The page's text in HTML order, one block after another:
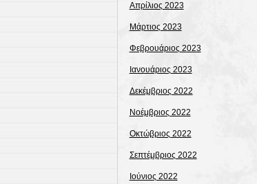
Απρίλιος 2023
Μάρτιος 2023
Φεβρουάριος 2023
Ιανουάριος 2023
Δεκέμβριος 2022
Νοέμβριος 2022
Οκτώβριος 2022
Σεπτέμβριος 2022
Ιούνιος 2022